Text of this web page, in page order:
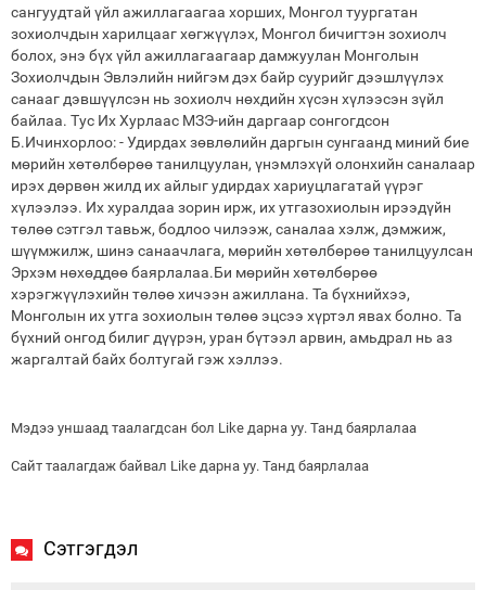
сангуудтай үйл ажиллагаагаа хорших, Монгол туургатан
зохиолчдын харилцааг хөгжүүлэх, Монгол бичигтэн зохиолч
болох, энэ бүх үйл ажиллагаагаар дамжуулан Монголын
Зохиолчдын Эвлэлийн нийгэм дэх байр суурийг дээшлүүлэх
санааг дэвшүүлсэн нь зохиолч нөхдийн хүсэн хүлээсэн зүйл
байлаа. Тус Их Хурлаас МЗЭ-ийн даргаар сонгогдсон
Б.Ичинхорлоо: - Удирдах зөвлөлийн даргын сунгаанд миний бие
мөрийн хөтөлбөрөө танилцуулан, үнэмлэхүй олонхийн саналаар
ирэх дөрвөн жилд их айлыг удирдах хариуцлагатай үүрэг
хүлээлээ. Их хуралдаа зорин ирж, их утгазохиолын ирээдүйн
төлөө сэтгэл тавьж, бодлоо чилээж, саналаа хэлж, дэмжиж,
шүүмжилж, шинэ санаачлага, мөрийн хөтөлбөрөө танилцуулсан
Эрхэм нөхөддөө баярлалаа.Би мөрийн хөтөлбөрөө
хэрэгжүүлэхийн төлөө хичээн ажиллана. Та бүхнийхээ,
Монголын их утга зохиолын төлөө эцсээ хүртэл явах болно. Та
бүхний онгод билиг дүүрэн, уран бүтээл арвин, амьдрал нь аз
жаргалтай байх болтугай гэж хэллээ.
Мэдээ уншаад таалагдсан бол Like дарна уу. Танд баярлалаа
Сайт таалагдаж байвал Like дарна уу. Танд баярлалаа
Сэтгэгдэл